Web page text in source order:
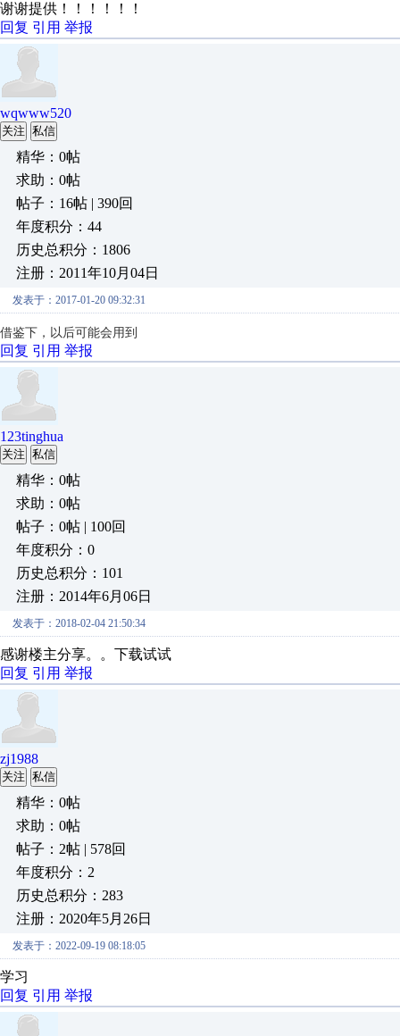
谢谢提供！！！！！！
回复 引用 举报
wqwww520
关注 私信
精华：0帖
求助：0帖
帖子：16帖 | 390回
年度积分：44
历史总积分：1806
注册：2011年10月04日
发表于：2017-01-20 09:32:31
借鉴下，以后可能会用到
回复 引用 举报
123tinghua
关注 私信
精华：0帖
求助：0帖
帖子：0帖 | 100回
年度积分：0
历史总积分：101
注册：2014年6月06日
发表于：2018-02-04 21:50:34
感谢楼主分享。。下载试试
回复 引用 举报
zj1988
关注 私信
精华：0帖
求助：0帖
帖子：2帖 | 578回
年度积分：2
历史总积分：283
注册：2020年5月26日
发表于：2022-09-19 08:18:05
学习
回复 引用 举报